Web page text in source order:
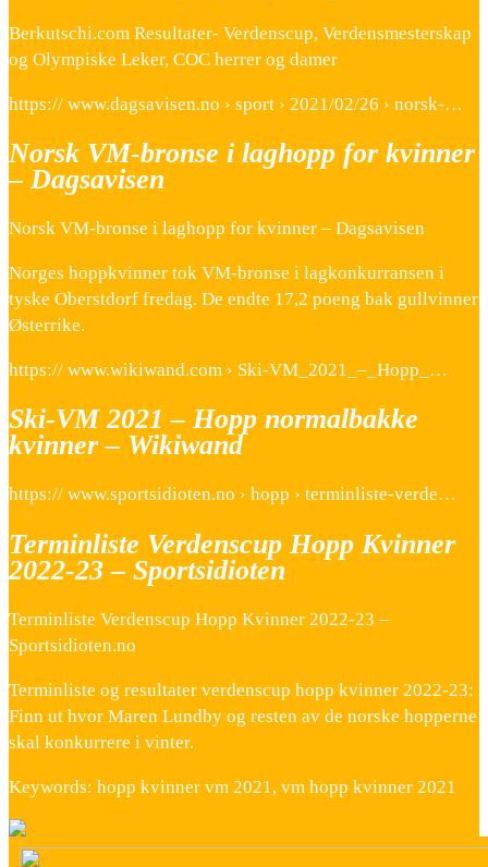
Berkutschi.com Resultater- Verdenscup, Verdensmesterskap
og Olympiske Leker, COC herrer og damer
https:// www.dagsavisen.no › sport › 2021/02/26 › norsk-…
Norsk VM-bronse i laghopp for kvinner
– Dagsavisen
Norsk VM-bronse i laghopp for kvinner – Dagsavisen
Norges hoppkvinner tok VM-bronse i lagkonkurransen i
tyske Oberstdorf fredag. De endte 17,2 poeng bak gullvinner
Østerrike.
https:// www.wikiwand.com › Ski-VM_2021_–_Hopp_…
Ski-VM 2021 – Hopp normalbakke
kvinner – Wikiwand
https:// www.sportsidioten.no › hopp › terminliste-verde…
Terminliste Verdenscup Hopp Kvinner
2022-23 – Sportsidioten
Terminliste Verdenscup Hopp Kvinner 2022-23 –
Sportsidioten.no
Terminliste og resultater verdenscup hopp kvinner 2022-23:
Finn ut hvor Maren Lundby og resten av de norske hopperne
skal konkurrere i vinter.
Keywords: hopp kvinner vm 2021, vm hopp kvinner 2021